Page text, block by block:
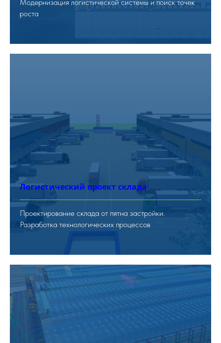
Модернизация логистической системы и поиск точек
роста
Логистический проект склада
Проектирование склада от пятна застройки.
Разработка технологических процессов